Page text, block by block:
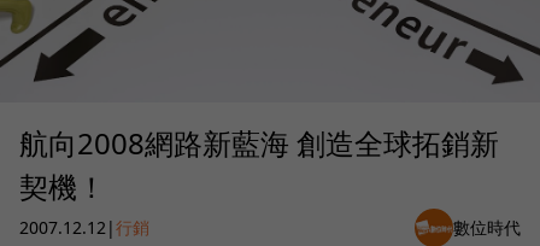
航向2008網路新藍海 創造全球拓銷新
契機！
2007.12.12|行銷 數位時代